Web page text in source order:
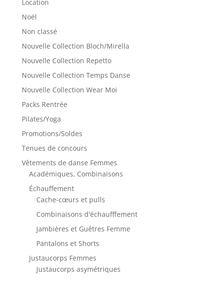
Location
Noël
Non classé
Nouvelle Collection Bloch/Mirella
Nouvelle Collection Repetto
Nouvelle Collection Temps Danse
Nouvelle Collection Wear Moi
Packs Rentrée
Pilates/Yoga
Promotions/Soldes
Tenues de concours
Vêtements de danse Femmes
Académiques, Combinaisons
Échauffement
Cache-cœurs et pulls
Combinaisons d'échaufffement
Jambières et Guêtres Femme
Pantalons et Shorts
Justaucorps Femmes
Justaucorps asymétriques